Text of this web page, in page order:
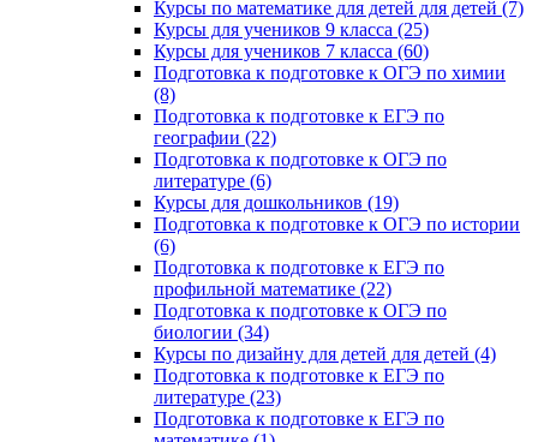
Курсы по математике для детей для детей (7)
Курсы для учеников 9 класса (25)
Курсы для учеников 7 класса (60)
Подготовка к подготовке к ОГЭ по химии
(8)
Подготовка к подготовке к ЕГЭ по
географии (22)
Подготовка к подготовке к ОГЭ по
литературе (6)
Курсы для дошкольников (19)
Подготовка к подготовке к ОГЭ по истории
(6)
Подготовка к подготовке к ЕГЭ по
профильной математике (22)
Подготовка к подготовке к ОГЭ по
биологии (34)
Курсы по дизайну для детей для детей (4)
Подготовка к подготовке к ЕГЭ по
литературе (23)
Подготовка к подготовке к ЕГЭ по